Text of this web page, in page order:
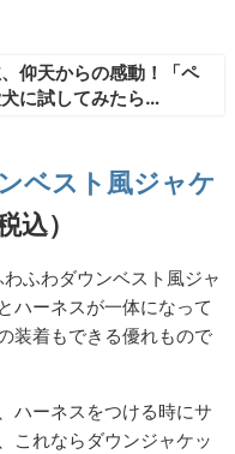
、仰天からの感動！「ペ
に試してみたら…
ベスト風ジャケ
込）
ふわダウンベスト風ジャ
ハーネスが一体になって
装着もできる優れもので
ハーネスをつける時にサ
これならダウンジャケッ